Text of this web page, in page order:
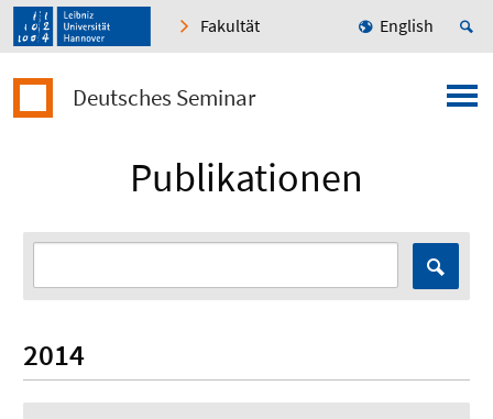
Fakultät English
Deutsches Seminar
Publikationen
2014